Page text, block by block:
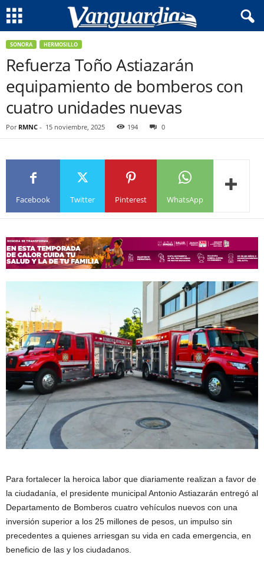
SONORA HERMOSILLO
Refuerza Toño Astiazarán
equipamiento de bomberos con
cuatro unidades nuevas
Por RMNC - 15 noviembre, 2025 194 0
Facebook Twitter Pinterest WhatsApp
Para fortalecer la heroica labor que diariamente realizan a favor de
la ciudadanía, el presidente municipal Antonio Astiazarán entregó al
Departamento de Bomberos cuatro vehículos nuevos con una
inversión superior a los 25 millones de pesos, un impulso sin
precedentes a quienes arriesgan su vida en cada emergencia, en
beneficio de las y los ciudadanos.